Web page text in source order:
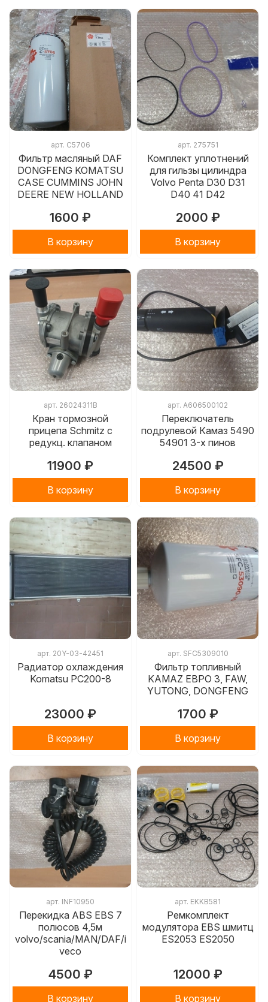
арт. C5706
Фильтр масляный DAF
DONGFENG KOMATSU
CASE CUMMINS JOHN
DEERE NEW HOLLAND
1600 ₽
В корзину
арт. 275751
Комплект уплотнений
для гильзы цилиндра
Volvo Penta D30 D31
D40 41 D42
2000 ₽
В корзину
арт. 26024311B
Кран тормозной
прицепа Schmitz с
редукц. клапаном
11900 ₽
В корзину
арт. A606500102
Переключатель
подрулевой Камаз 5490
54901 3-х пинов
24500 ₽
В корзину
арт. 20Y-03-42451
Радиатор охлаждения
Komatsu PC200-8
23000 ₽
В корзину
арт. SFC5309010
Фильтр топливный
KAMAZ ЕВРО 3, FAW,
YUTONG, DONGFENG
1700 ₽
В корзину
арт. INF10950
Перекидка ABS EBS 7
полюсов 4,5м
volvo/scania/MAN/DAF/i
veco
4500 ₽
В корзину
арт. EKKB581
Ремкомплект
модулятора EBS шмитц
ES2053 ES2050
12000 ₽
В корзину